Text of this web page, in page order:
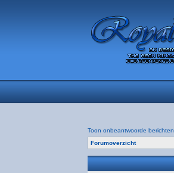
Toon onbeantwoorde berichten
Forumoverzicht